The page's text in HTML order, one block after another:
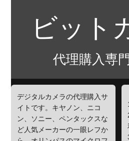
ビット
代理購入専
デジタルカメラの代理購入サ
イトです。キヤノン、ニコ
ン、ソニー、ペンタックスな
ど人気メーカーの一眼レフか